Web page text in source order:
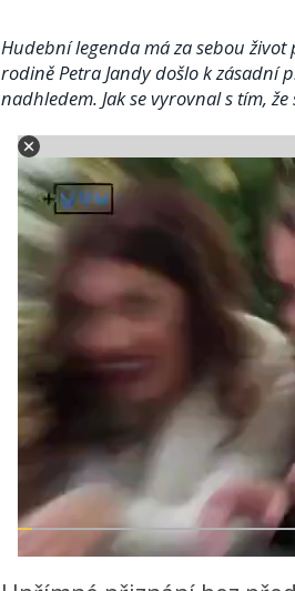
Hudební legenda má za sebou
rodině Petra Jandy došlo k zásadní
nadhledem. Jak se vyrovnal s tím,